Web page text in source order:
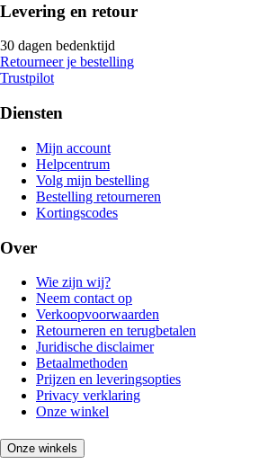
Levering en retour
30 dagen bedenktijd
Retourneer je bestelling
Trustpilot
Diensten
Mijn account
Helpcentrum
Volg mijn bestelling
Bestelling retourneren
Kortingscodes
Over
Wie zijn wij?
Neem contact op
Verkoopvoorwaarden
Retourneren en terugbetalen
Juridische disclaimer
Betaalmethoden
Prijzen en leveringsopties
Privacy verklaring
Onze winkel
Onze winkels